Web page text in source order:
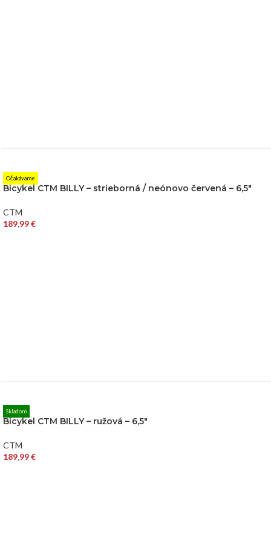
Očakávame
Bicykel CTM BILLY – strieborná / neónovo červená – 6,5″
CTM
189,99€
Skladom
Bicykel CTM BILLY – ružová – 6,5″
CTM
189,99€